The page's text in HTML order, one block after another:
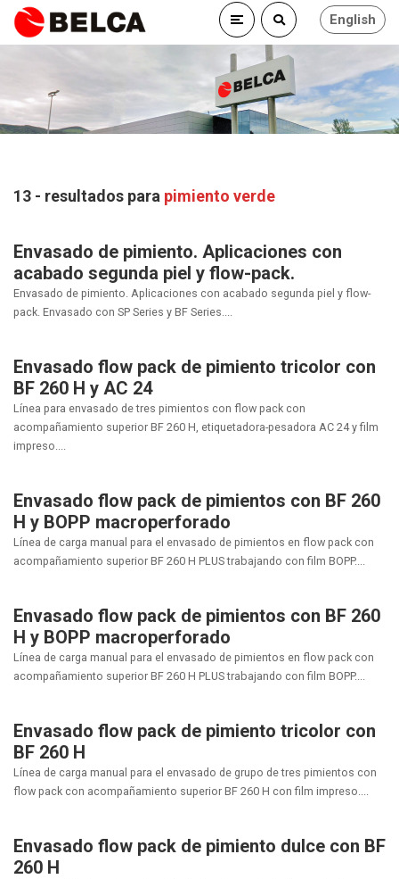
English
13 - resultados para pimiento verde
Envasado de pimiento. Aplicaciones con
acabado segunda piel y flow-pack.
Envasado de pimiento. Aplicaciones con acabado segunda piel y flow-
pack. Envasado con SP Series y BF Series....
Envasado flow pack de pimiento tricolor con
BF 260 H y AC 24
Línea para envasado de tres pimientos con flow pack con
acompañamiento superior BF 260 H, etiquetadora-pesadora AC 24 y film
impreso....
Envasado flow pack de pimientos con BF 260
H y BOPP macroperforado
Línea de carga manual para el envasado de pimientos en flow pack con
acompañamiento superior BF 260 H PLUS trabajando con film BOPP....
Envasado flow pack de pimientos con BF 260
H y BOPP macroperforado
Línea de carga manual para el envasado de pimientos en flow pack con
acompañamiento superior BF 260 H PLUS trabajando con film BOPP....
Envasado flow pack de pimiento tricolor con
BF 260 H
Línea de carga manual para el envasado de grupo de tres pimientos con
flow pack con acompañamiento superior BF 260 H con film impreso....
Envasado flow pack de pimiento dulce con BF
260 H